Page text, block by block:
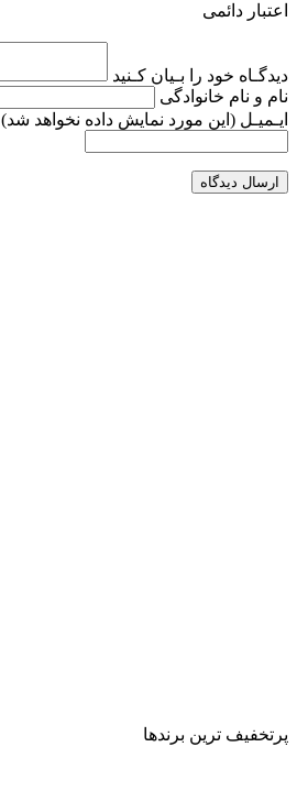
اعتبار دائمی
دیدگـاه خود را بـیان کـنید
نام و نام خانوادگی
ایـمیـل (این مورد نمایش داده نخواهد شد)
ارسال دیدگاه
پرتخفیف ترین برندها